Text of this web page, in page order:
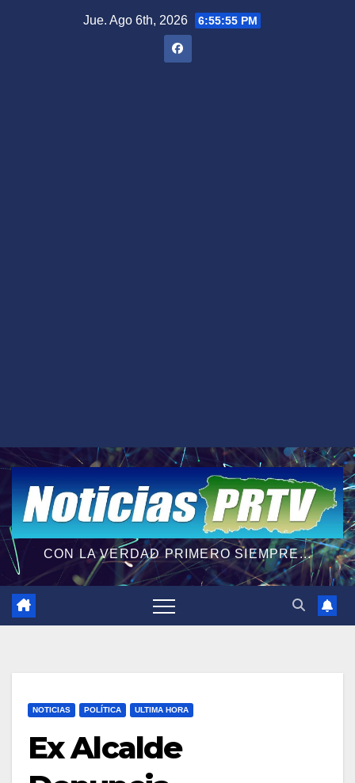
Jue. Ago 6th, 2026 6:55:56 PM
CON LA VERDAD PRIMERO SIEMPRE...
NOTICIAS POLÍTICA ULTIMA HORA
Ex Alcalde